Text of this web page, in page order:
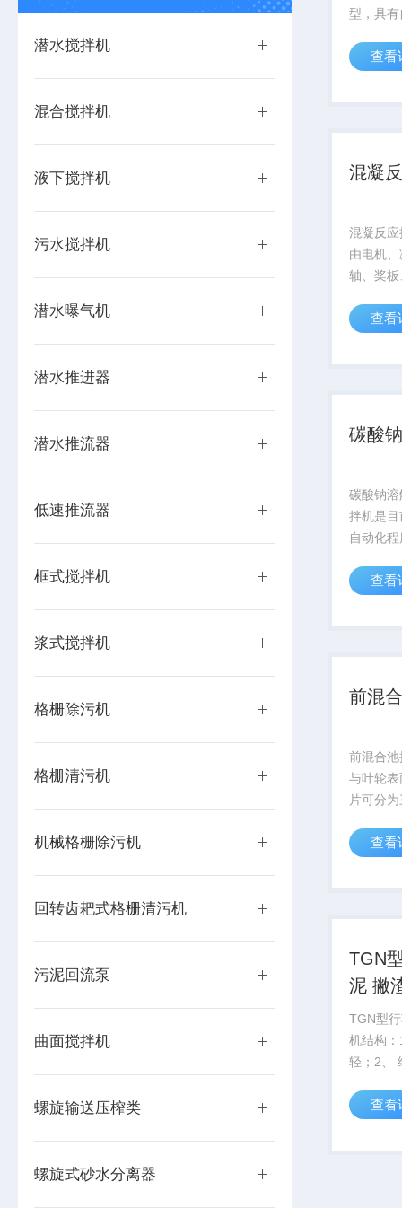
潜水搅拌机
混合搅拌机
液下搅拌机
污水搅拌机
潜水曝气机
潜水推进器
潜水推流器
低速推流器
框式搅拌机
浆式搅拌机
格栅除污机
格栅清污机
机械格栅除污机
回转齿耙式格栅清污机
污泥回流泵
曲面搅拌机
螺旋输送压榨类
螺旋式砂水分离器
型，具
音小、
维修保
查看
混凝
混凝反应搅拌
由电机
轴、桨
查看
碳酸
碳酸钠
拌机是
自动化
作方便
便等优
查看
前混
前混合
与叶轮
片可分
锚式、
式、螺
查看
TGN
泥 撇
TGN型
机结构
轻；2、
构，不
查看